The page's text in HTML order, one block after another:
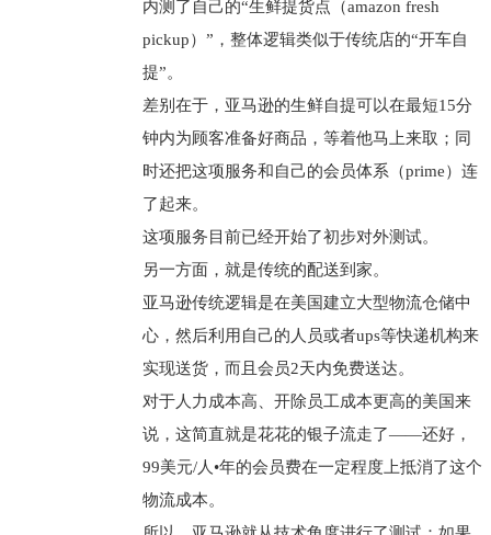
内测了自己的“生鲜提货点（amazon fresh
pickup）”，整体逻辑类似于传统店的“开车自
提”。
差别在于，亚马逊的生鲜自提可以在最短15分
钟内为顾客准备好商品，等着他马上来取；同
时还把这项服务和自己的会员体系（prime）连
了起来。
这项服务目前已经开始了初步对外测试。
另一方面，就是传统的配送到家。
亚马逊传统逻辑是在美国建立大型物流仓储中
心，然后利用自己的人员或者ups等快递机构来
实现送货，而且会员2天内免费送达。
对于人力成本高、开除员工成本更高的美国来
说，这简直就是花花的银子流走了——还好，
99美元/人•年的会员费在一定程度上抵消了这个
物流成本。